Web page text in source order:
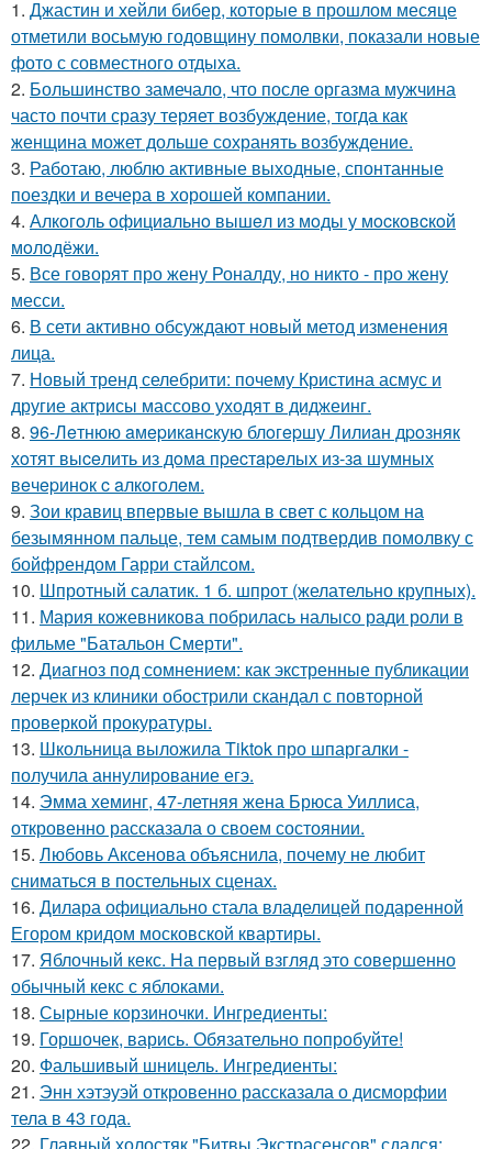
1. Джастин и хейли бибер, которые в прошлом месяце
отметили восьмую годовщину помолвки, показали новые
фото с совместного отдыха.
2. Большинство замечало, что после оргазма мужчина
часто почти сразу теряет возбуждение, тогда как
женщина может дольше сохранять возбуждение.
3. Работаю, люблю активные выходные, спонтанные
поездки и вечера в хорошей компании.
4. Алкoгoль oфициaльнo вышeл из мoды у мocкoвcкoй
мoлoдёжи.
5. Все говорят про жену Роналду, но никто - про жену
месси.
6. В сети активно обсуждают новый метод изменения
лица.
7. Новый тренд селебрити: почему Кристина асмус и
другие актрисы массово уходят в диджеинг.
8. 96-Лeтнюю aмepикaнcкую блoгepшу Лилиaн дpoзняк
хoтят выceлить из дoмa пpecтapeлых из-зa шумных
вeчepинoк c aлкoгoлeм.
9. Зои кравиц впервые вышла в свет с кольцом на
безымянном пальце, тем самым подтвердив помолвку с
бойфрендом Гарри стайлсом.
10. Шпротный салатик. 1 б. шпрот (желательно крупных).
11. Мария кожевникова побрилась налысо ради роли в
фильме "Батальон Смерти".
12. Диагноз под сомнением: как экстренные публикации
лерчек из клиники обострили скандал с повторной
проверкой прокуратуры.
13. Школьница выложила Tiktok про шпаргалки -
получила аннулирование егэ.
14. Эмма хеминг, 47-летняя жена Брюса Уиллиса,
откровенно рассказала о своем состоянии.
15. Любовь Аксенова объяснила, почему не любит
сниматься в постельных сценах.
16. Дилара официально стала владелицей подаренной
Егором кридом московской квартиры.
17. Яблочный кекс. На первый взгляд это совершенно
обычный кекс с яблоками.
18. Сырные корзиночки. Ингредиенты:
19. Горшочек, варись. Обязательно попробуйте!
20. Фальшивый шницель. Ингредиенты:
21. Энн хэтэуэй откровенно рассказала о дисморфии
тела в 43 года.